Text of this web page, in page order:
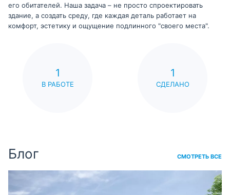
его обитателей. Наша задача – не просто спроектировать
здание, а создать среду, где каждая деталь работает на
комфорт, эстетику и ощущение подлинного "своего места".
1
В РАБОТЕ
1
СДЕЛАНО
Блог СМОТРЕТЬ ВСЕ